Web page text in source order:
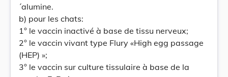
´alumine.
b) pour les chats:
1° le vaccin inactivé à base de tissu nerveux;
2° le vaccin vivant type Flury «High egg passage
(HEP) »;
3° le vaccin sur culture tissulaire à base de la